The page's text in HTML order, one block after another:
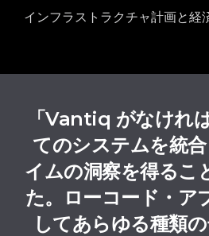
インフラストラクチャ計画と経
「Vantiq がなけれ
てのシステムを統
イムの洞察を得るこ
た。ローコード・ア
してあらゆる種類